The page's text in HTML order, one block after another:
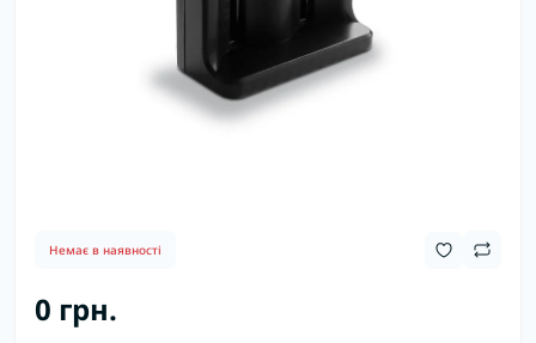
Немає в наявності
0 грн.